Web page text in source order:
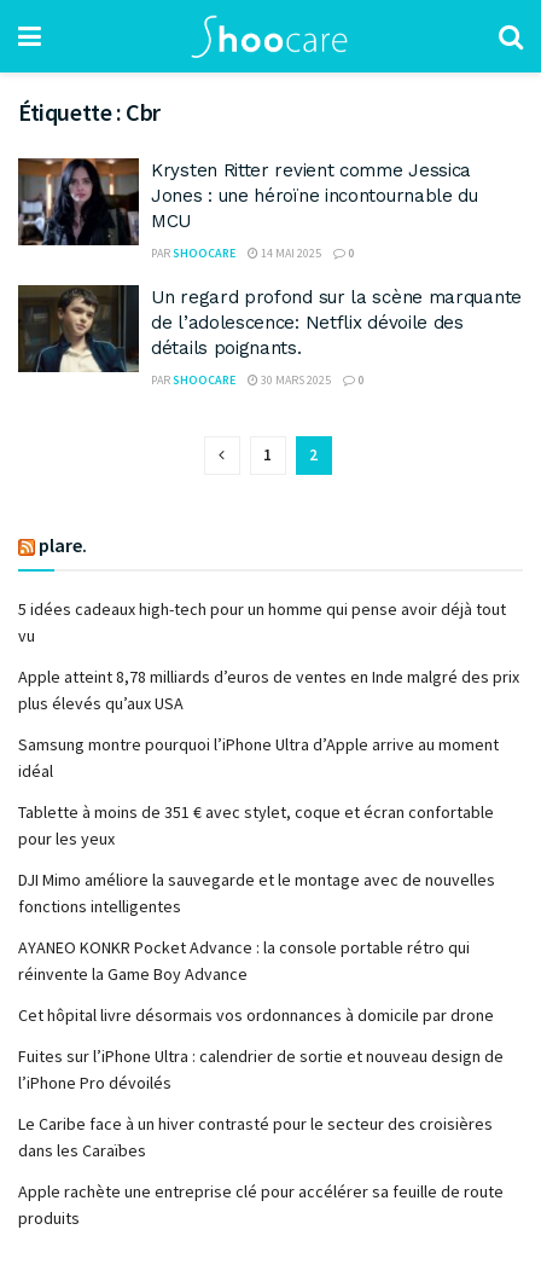
Étiquette : Cbr
Krysten Ritter revient comme Jessica
Jones : une héroïne incontournable du
MCU
PARSHOOCARE 14 MAI 2025 0
Un regard profond sur la scène marquante
de l’adolescence: Netflix dévoile des
détails poignants.
PARSHOOCARE 30 MARS 2025 0
1 2
plare.
5 idées cadeaux high-tech pour un homme qui pense avoir déjà tout
vu
Apple atteint 8,78 milliards d’euros de ventes en Inde malgré des prix
plus élevés qu’aux USA
Samsung montre pourquoi l’iPhone Ultra d’Apple arrive au moment
idéal
Tablette à moins de 351 € avec stylet, coque et écran confortable
pour les yeux
DJI Mimo améliore la sauvegarde et le montage avec de nouvelles
fonctions intelligentes
AYANEO KONKR Pocket Advance : la console portable rétro qui
réinvente la Game Boy Advance
Cet hôpital livre désormais vos ordonnances à domicile par drone
Fuites sur l’iPhone Ultra : calendrier de sortie et nouveau design de
l’iPhone Pro dévoilés
Le Caribe face à un hiver contrasté pour le secteur des croisières
dans les Caraïbes
Apple rachète une entreprise clé pour accélérer sa feuille de route
produits